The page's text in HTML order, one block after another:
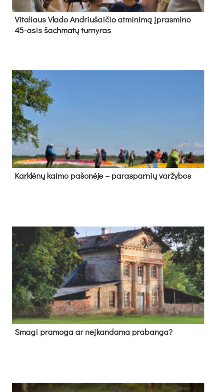
Vi­ta­liaus Vla­do And­riu­šai­čio at­mi­ni­mą įpras­mi­no
45-asis šach­ma­tų tur­ny­ras
Kark­lė­nų kai­mo pa­šo­nė­je – pa­ras­par­nių var­žy­bos
Sma­gi pra­mo­ga ar neį­kan­da­ma pra­ban­ga?